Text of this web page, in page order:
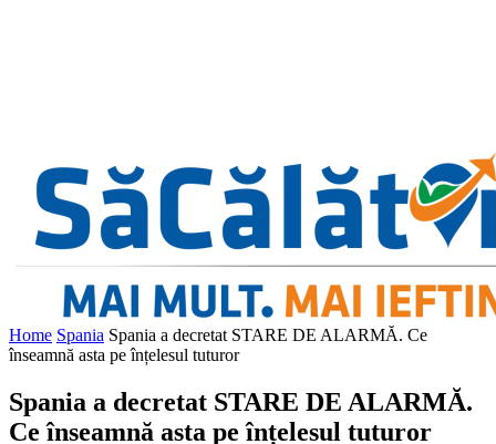
Home Spania Spania a decretat STARE DE ALARMĂ. Ce
înseamnă asta pe înțelesul tuturor
Spania a decretat STARE DE ALARMĂ.
Ce înseamnă asta pe înțelesul tuturor